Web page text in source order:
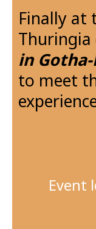
Finally at
in
to meet
Event